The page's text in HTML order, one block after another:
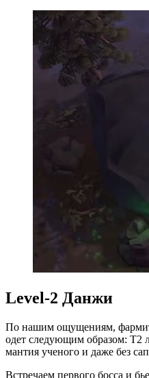
Level-2 Данжи
По нашим ощущениям,
одет следующим образом: Т2
мантия ученого и даже без
Встречаем первого босса и